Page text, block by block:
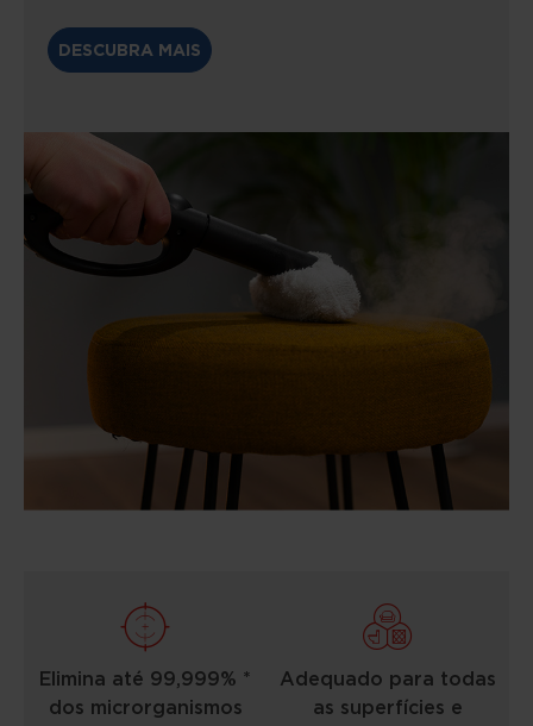
DESCUBRA MAIS
Elimina até 99,999% *
dos microrganismos
Adequado para todas
as superfícies e